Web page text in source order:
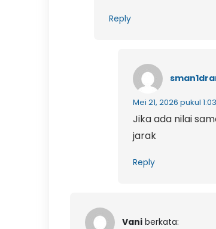
Reply
Mei 21, 2026 pukul
Jika ada nilai
jarak
Reply
Vani berkata: